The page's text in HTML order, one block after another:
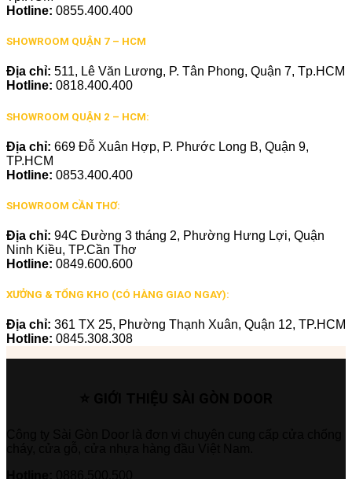
Hotline: 0855.400.400
SHOWROOM QUẬN 7 – HCM
Địa chỉ: 511, Lê Văn Lương, P. Tân Phong, Quận 7, Tp.HCM
Hotline: 0818.400.400
SHOWROOM QUẬN 2 – HCM:
Địa chỉ: 669 Đỗ Xuân Hợp, P. Phước Long B, Quận 9,
TP.HCM
Hotline: 0853.400.400
SHOWROOM CẦN THƠ:
Địa chỉ: 94C Đường 3 tháng 2, Phường Hưng Lợi, Quận
Ninh Kiều, TP.Cần Thơ
Hotline: 0849.600.600
XƯỞNG & TỔNG KHO (CÓ HÀNG GIAO NGAY):
Địa chỉ: 361 TX 25, Phường Thạnh Xuân, Quận 12, TP.HCM
Hotline: 0845.308.308